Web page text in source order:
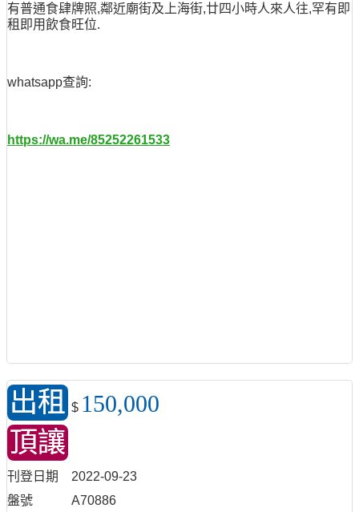
有普通食肆牌照,鄰近廟街及上海街,廿四小時人來人往,罕有即
租即用飲食旺位.
whatsapp查詢:
https://wa.me/85252261533
出租 $ 150,000
頂讓
刊登日期
2022-09-23
盤號
A70886